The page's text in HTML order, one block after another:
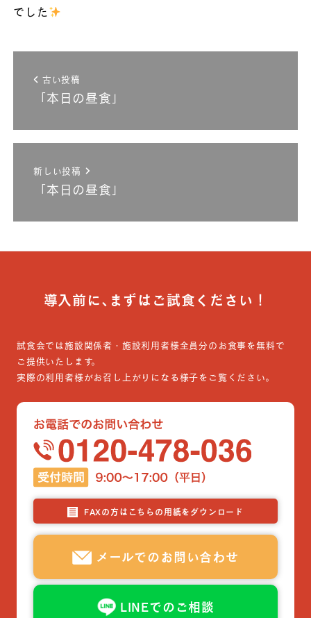
でした
古い投稿
「本日の昼食」
新しい投稿
「本日の昼食」
導入前に､まずはご試食ください！
試食会では施設関係者・施設利用者様全員分のお食事を無料で
ご提供いたします。
実際の利用者様がお召し上がりになる様子をご覧ください。
FAXの方はこちらの用紙をダウンロード
メールでのお問い合わせ
LINEでのご相談